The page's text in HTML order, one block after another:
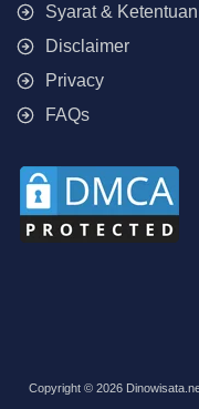
Syarat & Ketentuan
Disclaimer
Privacy
FAQs
Copyright © 2026